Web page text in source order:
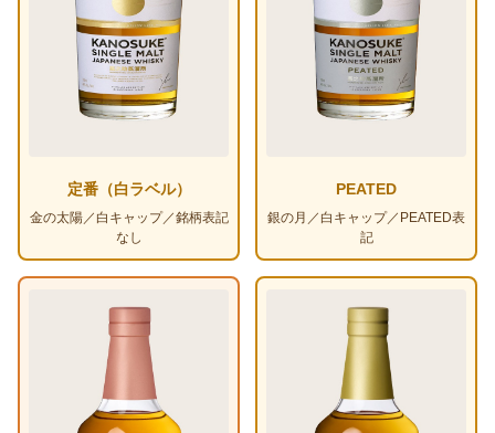
定番（白ラベル）
金の太陽／白キャップ／銘柄表記
なし
PEATED
銀の月／白キャップ／PEATED表
記